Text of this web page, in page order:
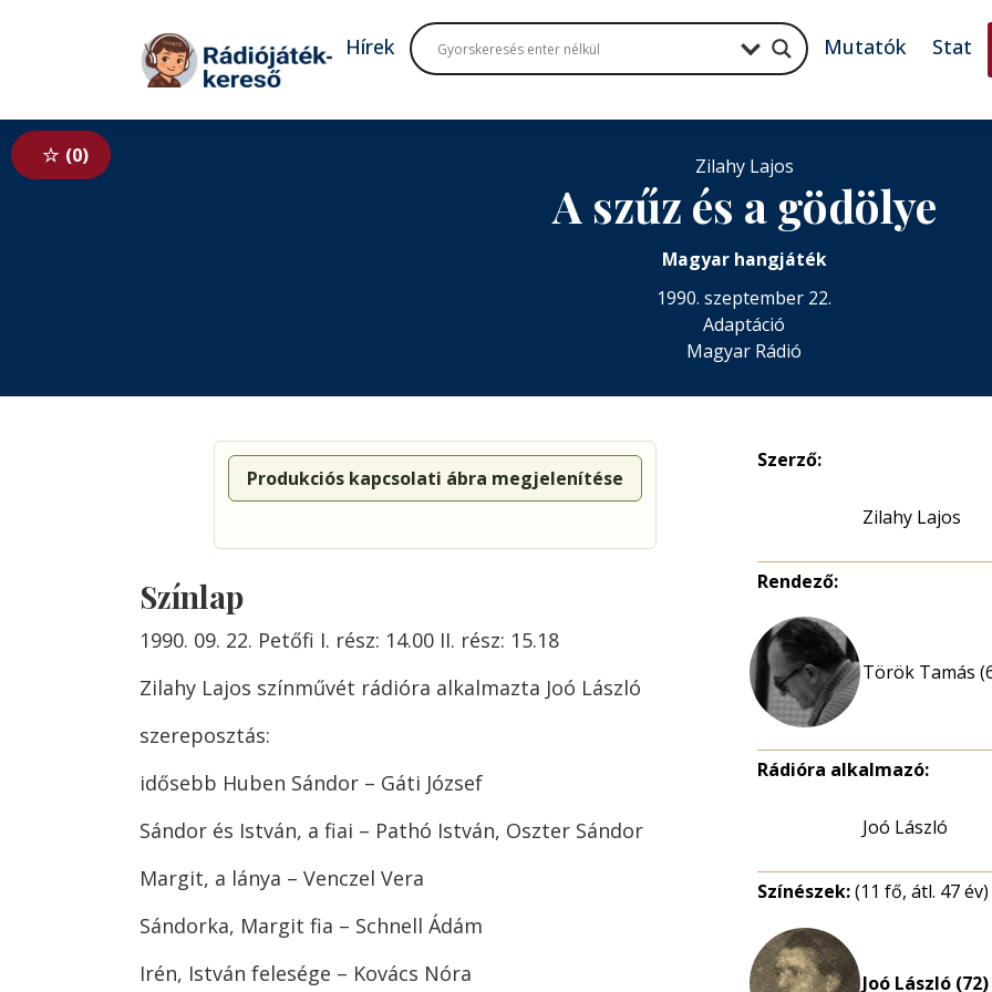
Tovább a tartalomhoz
Hírek Mutatók Stat
0 Zilahy Lajos
A szűz és a gödölye
Magyar hangjáték
1990. szeptember 22.
Adaptáció
Magyar Rádió
Produkciós kapcsolati ábra megjelenítése
Színlap
1990. 09. 22. Petőfi I. rész: 14.00 II. rész: 15.18
Zilahy Lajos színművét rádióra alkalmazta Joó László
szereposztás:
idősebb Huben Sándor – Gáti József
Sándor és István, a fiai – Pathó István, Oszter Sándor
Margit, a lánya – Venczel Vera
Sándorka, Margit fia – Schnell Ádám
Irén, István felesége – Kovács Nóra
Szerző:
Zilahy Lajos
Rendező:
Török Tamás
Rádióra alkalmazó:
Joó László
Színészek:(11 fő, átl. 47 év)
Joó László (72)